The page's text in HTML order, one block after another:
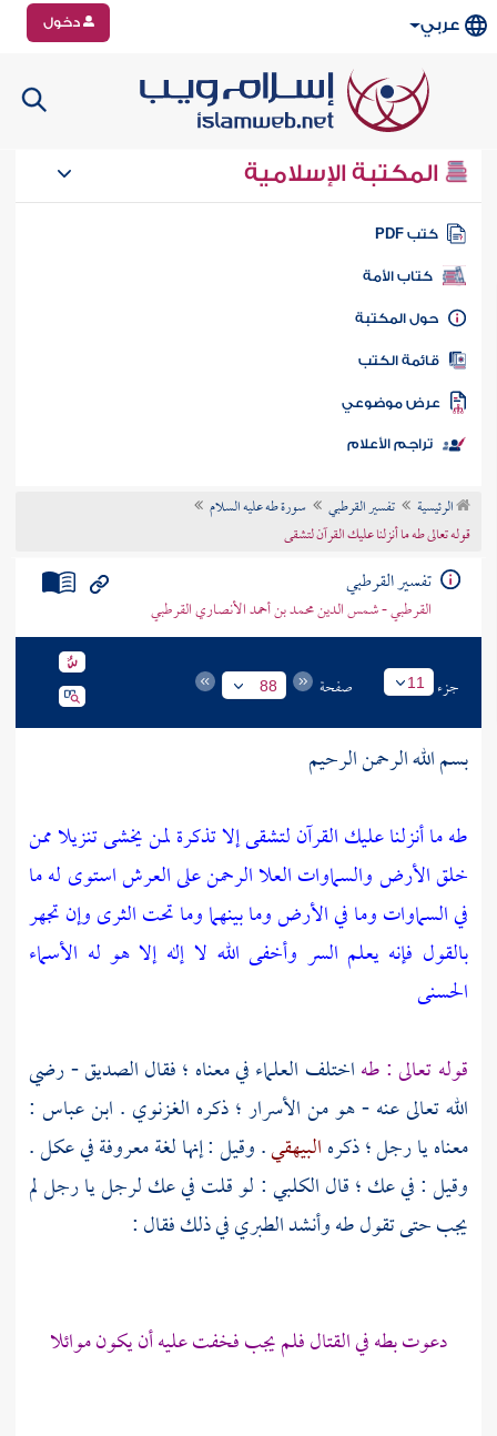
عربي دخول
المكتبة الإسلامية
كتب PDF
كتاب الأمة
المكتبة
الكتب
موضوعي
تراجم الأعلام
الرئيسية تفسير القرطبي
سورة طه عليه السلام
قوله تعالى طه ما أنزلنا عليك القرآن لتشقى
تفسير القرطبي
القرطبي - شمس الدين محمد بن أحمد الأنصاري القرطبي
جزء 11 صفحة 88
بسم الله الرحمن الرحيم
طه ما أنزلنا عليك القرآن لتشقى إلا تذكرة لمن يخشى تنزيلا ممن
خلق الأرض والسماوات العلا الرحمن على العرش استوى له ما
في السماوات وما في الأرض وما بينهما وما تحت الثرى وإن تجهر
بالقول فإنه يعلم السر وأخفى الله لا إله إلا هو له الأسماء
الحسنى
قوله تعالى : طهاختلف العلماء في معناه ؛ فقال الصديق - رضي
الله تعالى عنه - هو من الأسرار ؛ ذكره الغزنوي . ابن عباس :
معناه يا رجل ؛ ذكرهالبيهقي. وقيل : إنها لغة معروفة فيعكل.
وقيل : فيعك ؛قالالكلبي : لو قلت في عك لرجل يا رجل لم
يجب حتى تقول طه وأنشدالطبريفي ذلك فقال :
دعوت بطه في القتال فلم يجب فخفت عليه أن يكون موائلا